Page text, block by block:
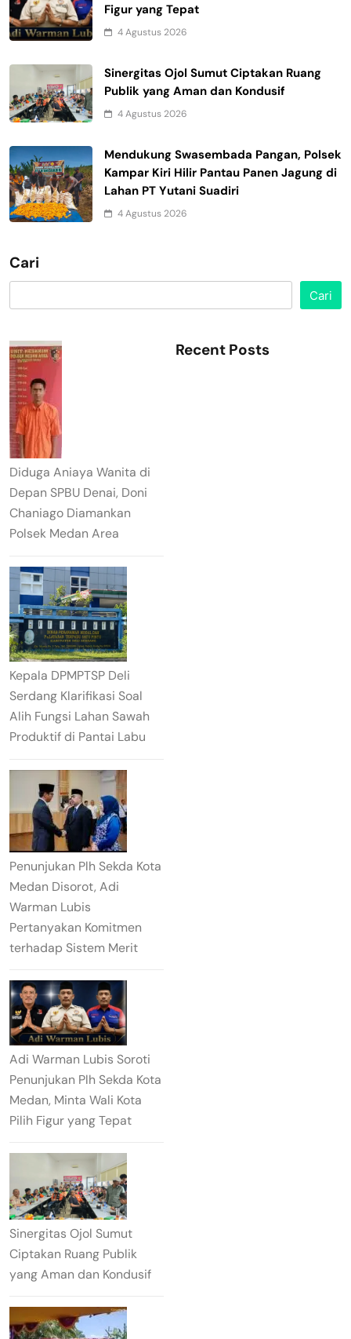
Figur yang Tepat
4 Agustus 2026
Sinergitas Ojol Sumut Ciptakan Ruang
Publik yang Aman dan Kondusif
4 Agustus 2026
Mendukung Swasembada Pangan, Polsek
Kampar Kiri Hilir Pantau Panen Jagung di
Lahan PT Yutani Suadiri
4 Agustus 2026
Cari
Cari
Diduga Aniaya Wanita di
Depan SPBU Denai, Doni
Chaniago Diamankan
Polsek Medan Area
Kepala DPMPTSP Deli
Serdang Klarifikasi Soal
Alih Fungsi Lahan Sawah
Produktif di Pantai Labu
Penunjukan Plh Sekda Kota
Medan Disorot, Adi
Warman Lubis
Pertanyakan Komitmen
terhadap Sistem Merit
Adi Warman Lubis Soroti
Penunjukan Plh Sekda Kota
Medan, Minta Wali Kota
Pilih Figur yang Tepat
Sinergitas Ojol Sumut
Ciptakan Ruang Publik
yang Aman dan Kondusif
Recent Posts